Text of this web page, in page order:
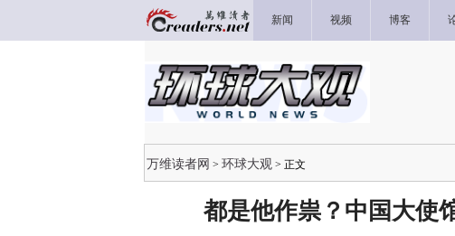
新闻 视频 博客
万维读者网 > 环球大观 > 正文
都是他作祟？中国大使